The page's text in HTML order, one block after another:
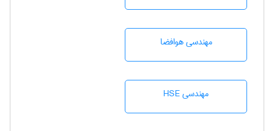
مهندسی هوافضا
مهندسی HSE